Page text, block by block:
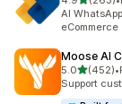
ทั้งหมด 263 รี
AI
eCommerce
Moose AI
5.0เต็ม 5 ดาว
(452)
ทั้งหมด 452 รี
•
Support